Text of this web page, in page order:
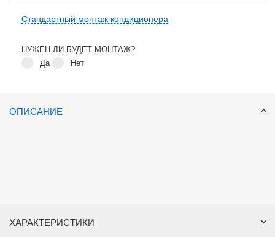
Стандартный монтаж кондиционера
НУЖЕН ЛИ БУДЕТ МОНТАЖ?
Да
Нет
ОПИСАНИЕ
ХАРАКТЕРИСТИКИ